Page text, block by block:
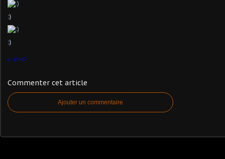
:)
:)
# HP
Commenter cet article
Ajouter un commentaire